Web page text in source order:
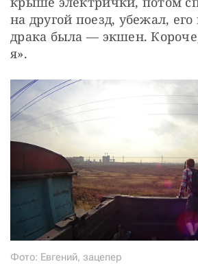
на другой поезд, убежал,
драка была — ​экшен.
я».
Фото: Евгений, зацепер